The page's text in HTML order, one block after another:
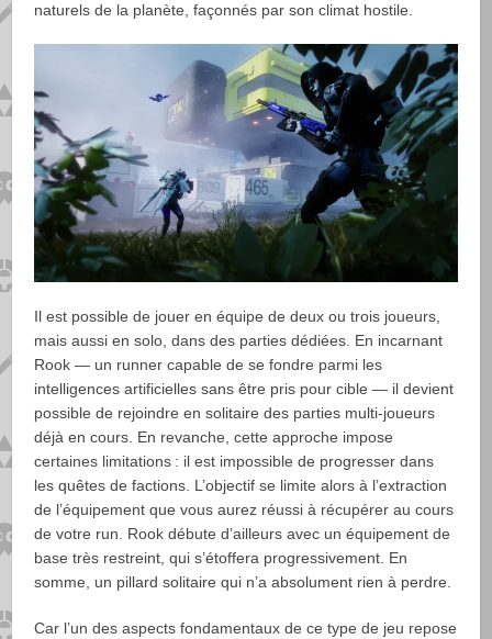
naturels de la planète, façonnés par son climat hostile.
Il est possible de jouer en équipe de deux ou trois joueurs,
mais aussi en solo, dans des parties dédiées. En incarnant
Rook — un runner capable de se fondre parmi les
intelligences artificielles sans être pris pour cible — il devient
possible de rejoindre en solitaire des parties multi-joueurs
déjà en cours. En revanche, cette approche impose
certaines limitations : il est impossible de progresser dans
les quêtes de factions. L’objectif se limite alors à l’extraction
de l’équipement que vous aurez réussi à récupérer au cours
de votre run. Rook débute d’ailleurs avec un équipement de
base très restreint, qui s’étoffera progressivement. En
somme, un pillard solitaire qui n’a absolument rien à perdre.
Car l’un des aspects fondamentaux de ce type de jeu repose